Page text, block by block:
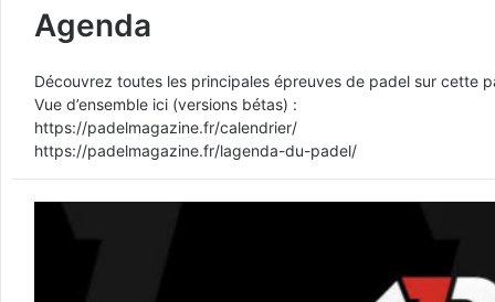
Agenda
Découvrez toutes les principales épreuves de padel sur cette
Vue d’ensemble ici (versions bétas) :
https://padelmagazine.fr/calendrier/
https://padelmagazine.fr/lagenda-du-padel/